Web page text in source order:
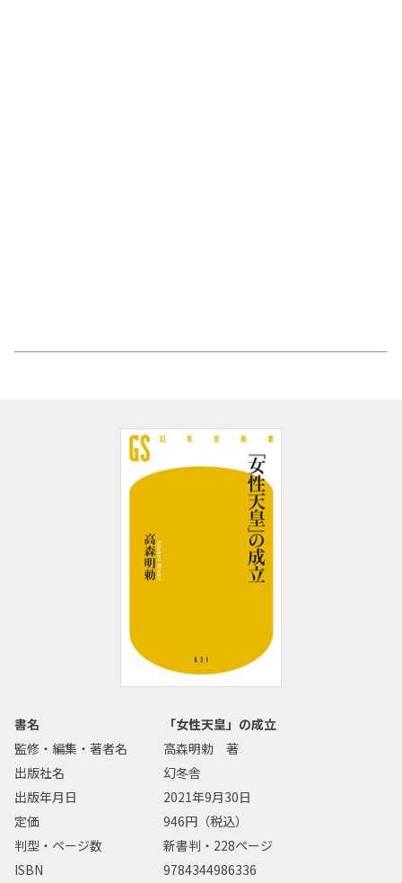
書名
「女性天皇」の成立
監修・編集・著者名
高森明勅 著
出版社名
幻冬舎
出版年月日
2021年9月30日
定価
946円（税込）
判型・ページ数
新書判・228ページ
ISBN
9784344986336